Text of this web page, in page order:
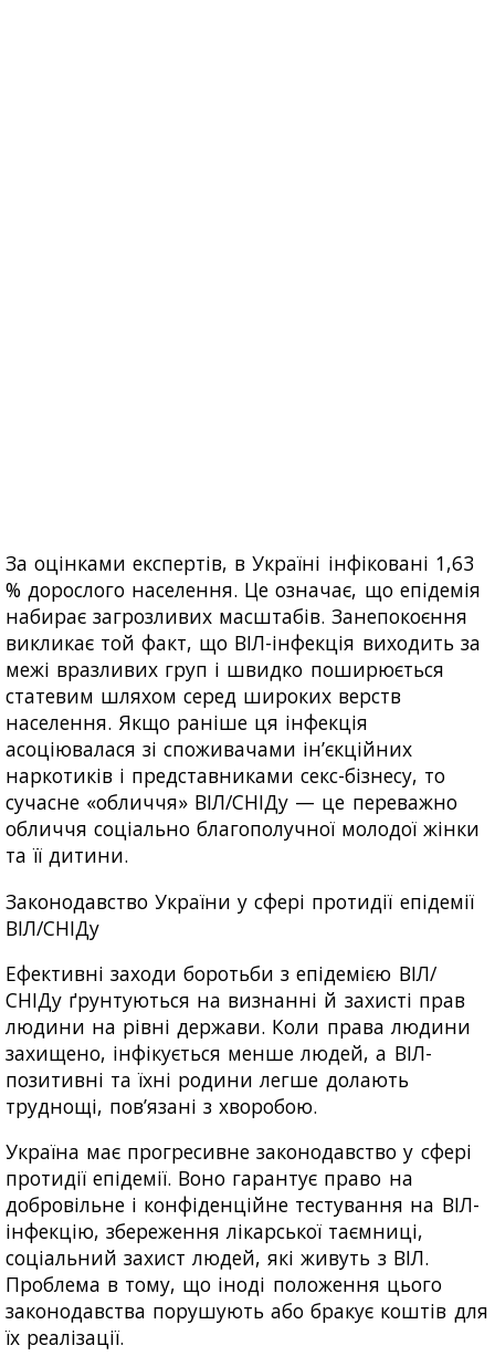
За оцінками експертів, в Україні інфіковані 1,63
% дорослого населення. Це означає, що епідемія
набирає загрозливих масштабів. Занепокоєння
викликає той факт, що ВІЛ-інфекція виходить за
межі вразливих груп і швидко поширюється
статевим шляхом серед широких верств
населення. Якщо раніше ця інфекція
асоціювалася зі споживачами ін’єкційних
наркотиків і представниками секс-бізнесу, то
сучасне «обличчя» ВІЛ/СНІДу — це переважно
обличчя соціально благополучної молодої жінки
та її дитини.
Законодавство України у сфері протидії епідемії
ВІЛ/СНІДу
Ефективні заходи боротьби з епідемією ВІЛ/
СНІДу ґрунтуються на визнанні й захисті прав
людини на рівні держави. Коли права людини
захищено, інфікується менше людей, а ВІЛ-
позитивні та їхні родини легше долають
труднощі, пов’язані з хворобою.
Україна має прогресивне законодавство у сфері
протидії епідемії. Воно гарантує право на
добровільне і конфіденційне тестування на ВІЛ-
інфекцію, збереження лікарської таємниці,
соціальний захист людей, які живуть з ВІЛ.
Проблема в тому, що іноді положення цього
законодавства порушують або бракує коштів для
їх реалізації.